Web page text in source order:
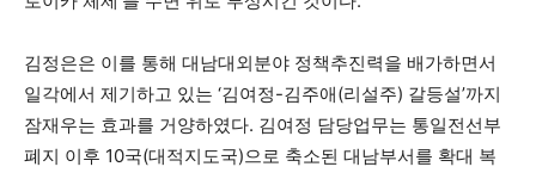
김정은은 이를 통해 대남대외분야 정책추진력을 배가하면서
일각에서 제기하고 있는 ‘김여정-김주애(리설주) 갈등설’까지
잠재우는 효과를 거양하였다. 김여정 담당업무는 통일전선부
폐지 이후 10국(대적지도국)으로 축소된 대남부서를 확대 복